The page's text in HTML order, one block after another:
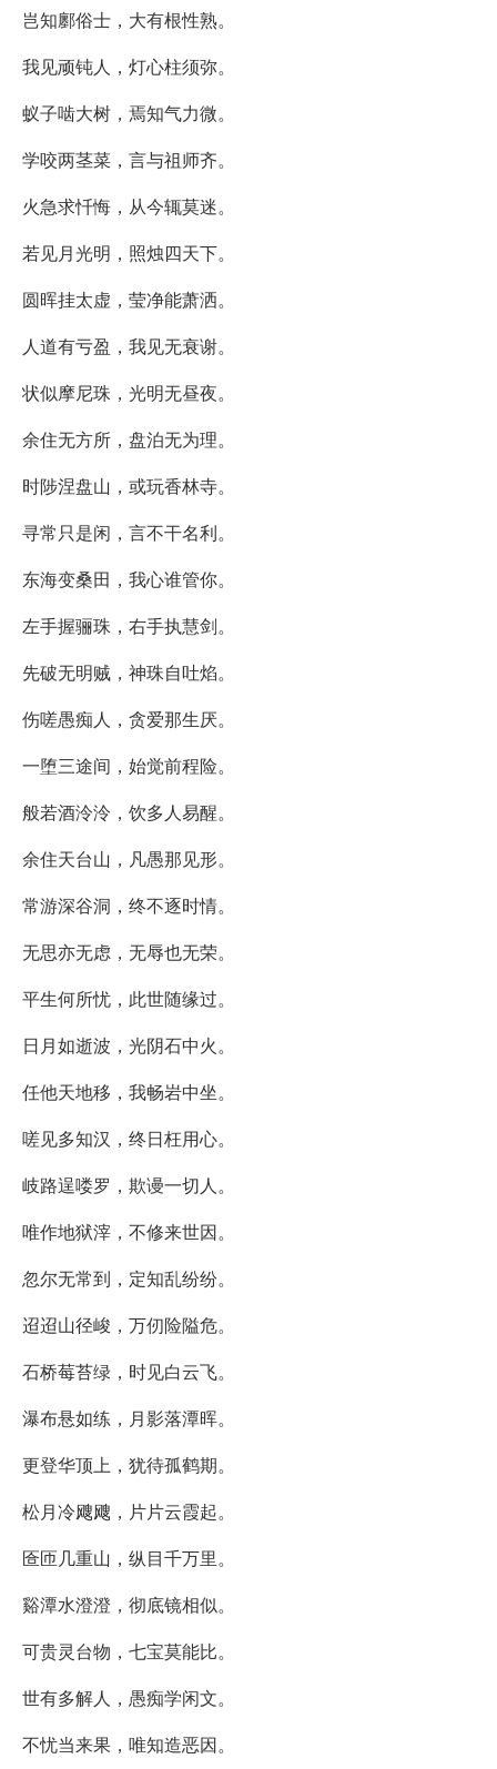
岂知鄽俗士，大有根性熟。
我见顽钝人，灯心柱须弥。
蚁子啮大树，焉知气力微。
学咬两茎菜，言与祖师齐。
火急求忏悔，从今辄莫迷。
若见月光明，照烛四天下。
圆晖挂太虚，莹净能萧洒。
人道有亏盈，我见无衰谢。
状似摩尼珠，光明无昼夜。
余住无方所，盘泊无为理。
时陟涅盘山，或玩香林寺。
寻常只是闲，言不干名利。
东海变桑田，我心谁管你。
左手握骊珠，右手执慧剑。
先破无明贼，神珠自吐焰。
伤嗟愚痴人，贪爱那生厌。
一堕三途间，始觉前程险。
般若酒泠泠，饮多人易醒。
余住天台山，凡愚那见形。
常游深谷洞，终不逐时情。
无思亦无虑，无辱也无荣。
平生何所忧，此世随缘过。
日月如逝波，光阴石中火。
任他天地移，我畅岩中坐。
嗟见多知汉，终日枉用心。
岐路逞喽罗，欺谩一切人。
唯作地狱滓，不修来世因。
忽尔无常到，定知乱纷纷。
迢迢山径峻，万仞险隘危。
石桥莓苔绿，时见白云飞。
瀑布悬如练，月影落潭晖。
更登华顶上，犹待孤鹤期。
松月冷飕飕，片片云霞起。
匼匝几重山，纵目千万里。
谿潭水澄澄，彻底镜相似。
可贵灵台物，七宝莫能比。
世有多解人，愚痴学闲文。
不忧当来果，唯知造恶因。